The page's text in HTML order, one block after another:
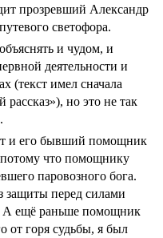
прозревший Александр
светофора.
и чудом, и
деятельности и
(текст имел сначала
рассказ»), но это не так
и его бывший помощник
потому что помощнику
паровозного бога.
защиты перед силами
А ещё раньше помощник
от горя судьбы, я был